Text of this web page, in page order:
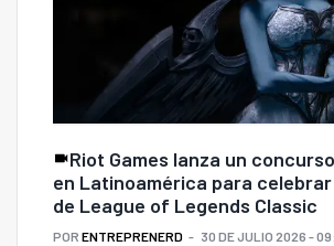
Riot Games lanza un
en Latinoamérica para
de League of Legends Classic
POR ENTREPRENERD 30 DE JULIO 2026 -